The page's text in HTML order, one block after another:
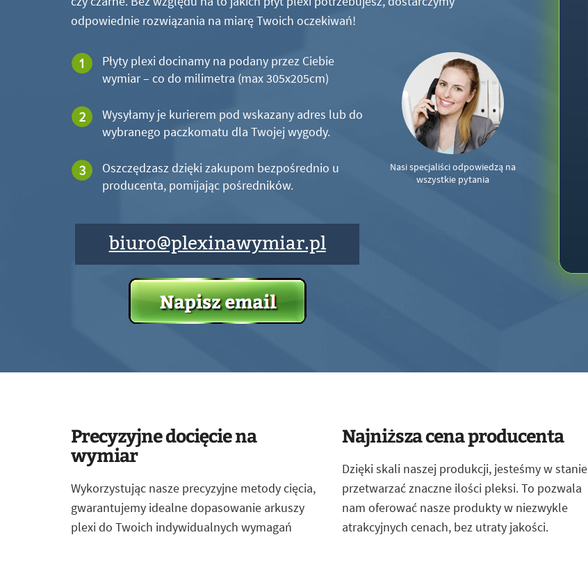
odpowiednie rozwiązania na miarę Twoich oczekiwań!
Płyty plexi docinamy na podany przez Ciebie
wymiar – co do milimetra (max 305x205cm)
Wysyłamy je kurierem pod wskazany adres lub do
wybranego paczkomatu dla Twojej wygody.
Oszczędzasz dzięki zakupom bezpośrednio u
producenta, pomijając pośredników.
biuro@plexinawymiar.pl
Nasi specjaliści odpowiedzą na
wszystkie pytania
Precyzyjne docięcie na
wymiar
Wykorzystując nasze precyzyjne metody cięcia,
gwarantujemy idealne dopasowanie arkuszy
plexi do Twoich indywidualnych wymagań
Najniższa cena producenta
Dzięki skali naszej produkcji, jesteśmy w stanie
przetwarzać znaczne ilości pleksi. To pozwala
nam oferować nasze produkty w niezwykle
atrakcyjnych cenach, bez utraty jakości.